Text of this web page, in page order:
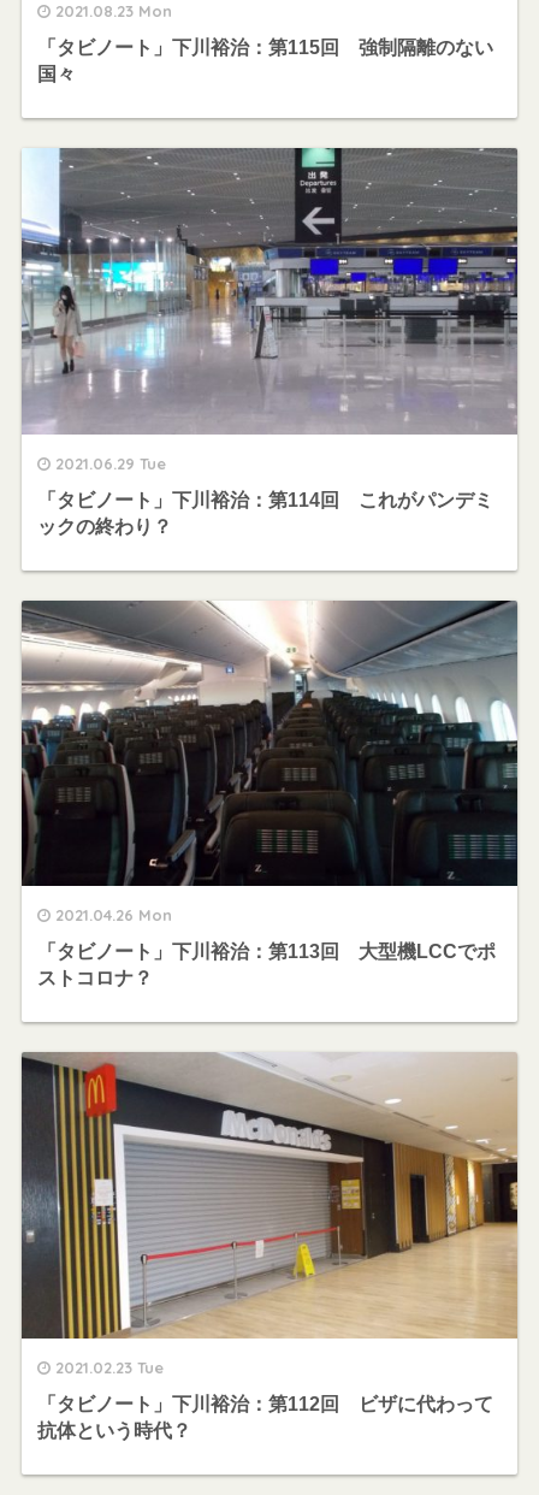
2021.08.23 Mon
「タビノート」下川裕治：第115回 強制隔離のない
国々
2021.06.29 Tue
「タビノート」下川裕治：第114回 これがパンデミ
ックの終わり？
2021.04.26 Mon
「タビノート」下川裕治：第113回 大型機LCCでポ
ストコロナ？
2021.02.23 Tue
「タビノート」下川裕治：第112回 ビザに代わって
抗体という時代？